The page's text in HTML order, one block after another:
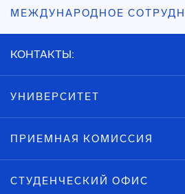
МЕЖДУНАРОДНОЕ
КОНТАКТЫ:
УНИВЕРСИТЕТ
ПРИЕМНАЯ КОМИССИЯ
СТУДЕНЧЕСКИЙ ОФИС